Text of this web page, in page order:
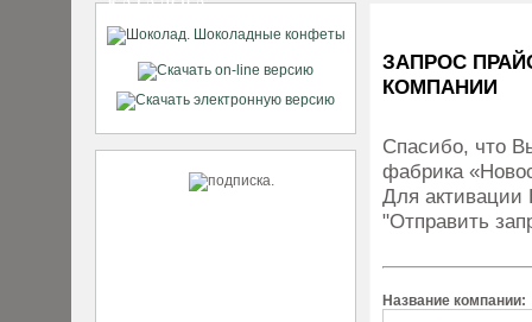
ЗАПРОС
КОМПАНИИ
Спасибо, что
фабрика
Для активации
"Отправить
Название компании: